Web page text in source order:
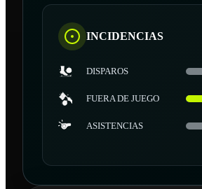
INCIDENCIAS
DISPAROS
FUERA DE JUEGO
ASISTENCIAS